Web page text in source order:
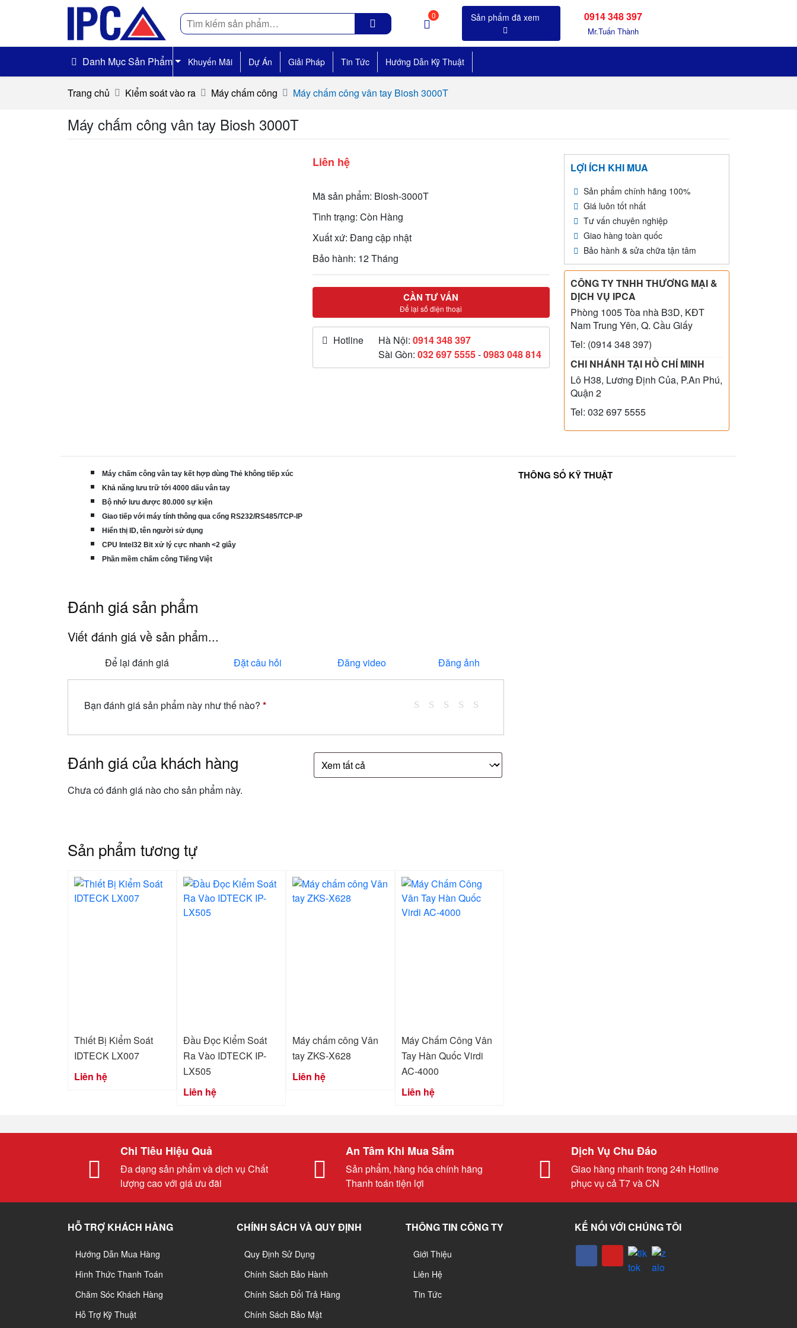
Tìm
kiếm
0 0914 348 397
Mr.Tuấn Thành
Danh Mục Sản Phẩm Khuyến Mãi Dự Án Giải Pháp Tin Tức Hướng Dẫn Kỹ Thuật
Trang chủ Kiểm soát vào ra Máy chấm công Máy chấm công vân tay Biosh 3000T
Máy chấm công vân tay Biosh 3000T
Liên hệ
Mã sản phẩm: Biosh-3000T
Tình trạng: Còn Hàng
Xuất xứ: Đang cập nhật
Bảo hành: 12 Tháng
CẦN TƯ VẤN
Để lại số điện thoại
Hotline Hà Nội:0914 348 397
Sài Gòn:032 697 5555-0983 048 814
LỢI ÍCH KHI MUA
Sản phẩm chính hãng 100%
Giá luôn tốt nhất
Tư vấn chuyên nghiệp
Giao hàng toàn quốc
Bảo hành & sửa chữa tận tâm
CÔNG TY TNHH THƯƠNG MẠI &
DỊCH VỤ IPCA
Phòng 1005 Tòa nhà B3D, KĐT
Nam Trung Yên, Q. Cầu Giấy
Tel: (0914 348 397)
CHI NHÁNH TẠI HỒ CHÍ MINH
Lô H38, Lương Định Của, P.An Phú,
Quận 2
Tel: 032 697 5555
Máy chấm công vân tay kết hợp dùng Thẻ không tiếp xúc
Khả năng lưu trữ tới 4000 dấu vân tay
Bộ nhớ lưu được 80.000 sự kiện
Giao tiếp với máy tính thông qua cổng RS232/RS485/TCP-IP
Hiển thị ID, tên người sử dụng
CPU Intel32 Bit xử lý cực nhanh <2 giây
Phần mềm chấm công Tiếng Việt
Đánh giá sản phẩm
Viết đánh giá về sản phẩm...
Để lại đánh giá Đặt câu hỏi Đăng video Đăng ảnh
Bạn đánh giá sản phẩm này như thế nào? *
Đánh giá của khách hàng
Chưa có đánh giá nào cho sản phẩm này.
Sản phẩm tương tự
Thiết Bị Kiểm Soát
IDTECK LX007
Liên hệ
Đầu Đọc Kiểm Soát
Ra Vào IDTECK IP-
LX505
Liên hệ
Máy chấm công Vân
tay ZKS-X628
Liên hệ
Máy Chấm Công Vân
Tay Hàn Quốc Virdi
AC-4000
Liên hệ
THÔNG SỐ KỸ THUẬT
Chi Tiêu Hiệu Quả
Đa dạng sản phẩm và dịch vụ Chất
lượng cao với giá ưu đãi
An Tâm Khi Mua Sắm
Sản phẩm, hàng hóa chính hãng
Thanh toán tiện lợi
Dịch Vụ Chu Đáo
Giao hàng nhanh trong 24h Hotline
phục vụ cả T7 và CN
HỖ TRỢ KHÁCH HÀNG
Hướng Dẫn Mua Hàng
Hình Thức Thanh Toán
Chăm Sóc Khách Hàng
Hỗ Trợ Kỹ Thuật
CHÍNH SÁCH VÀ QUY ĐỊNH
Quy Định Sử Dụng
Chính Sách Bảo Hành
Chính Sách Đổi Trả Hàng
Chính Sách Bảo Mật
THÔNG TIN CÔNG TY
Giới Thiệu
Liên Hệ
Tin Tức
KẾ NỐI VỚI CHÚNG TÔI